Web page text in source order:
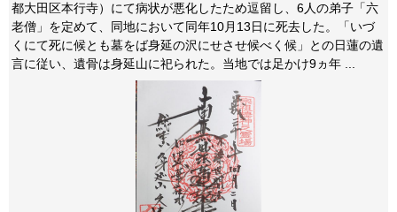
都大田区本行寺）にて病状が悪化したため逗留し、6人の弟子「六
老僧」を定めて、同地において同年10月13日に死去した。「いづ
くにて死に候とも墓をば身延の沢にせさせ候べく候」との日蓮の遺
言に従い、遺骨は身延山に祀られた。当地では足かけ9ヵ年 ...